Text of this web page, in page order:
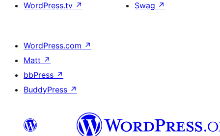
WordPress.tv ↗
Swag ↗
WordPress.com ↗
Matt ↗
bbPress ↗
BuddyPress ↗